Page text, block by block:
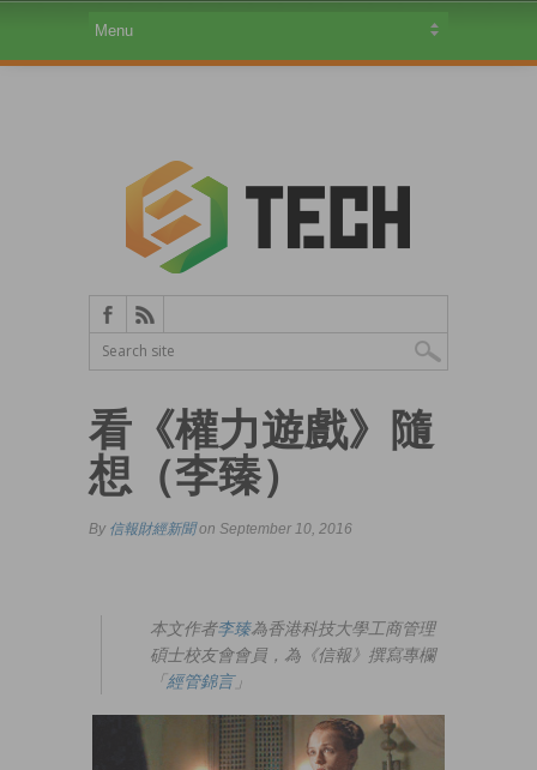
看《權力遊戲》隨
想（李臻）
By 信報財經新聞on September 10, 2016
本文作者李臻為香港科技大學工商管理
碩士校友會會員，為《信報》撰寫專欄
「經管錦言」